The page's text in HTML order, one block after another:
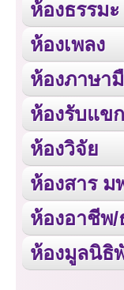
ห้องธรรมะ
ห้องเพลง
ห้องภาษา
ห้องรับแขก
ห้องวิจัย
ห้องสาร ม
ห้องอาชีพ/
ห้องมูลนิธิ